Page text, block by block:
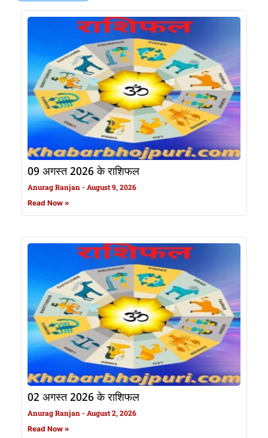
09 अगस्त 2026 के राशिफल
Anurag Ranjan August 9, 2026
Read Now »
02 अगस्त 2026 के राशिफल
Anurag Ranjan August 2, 2026
Read Now »